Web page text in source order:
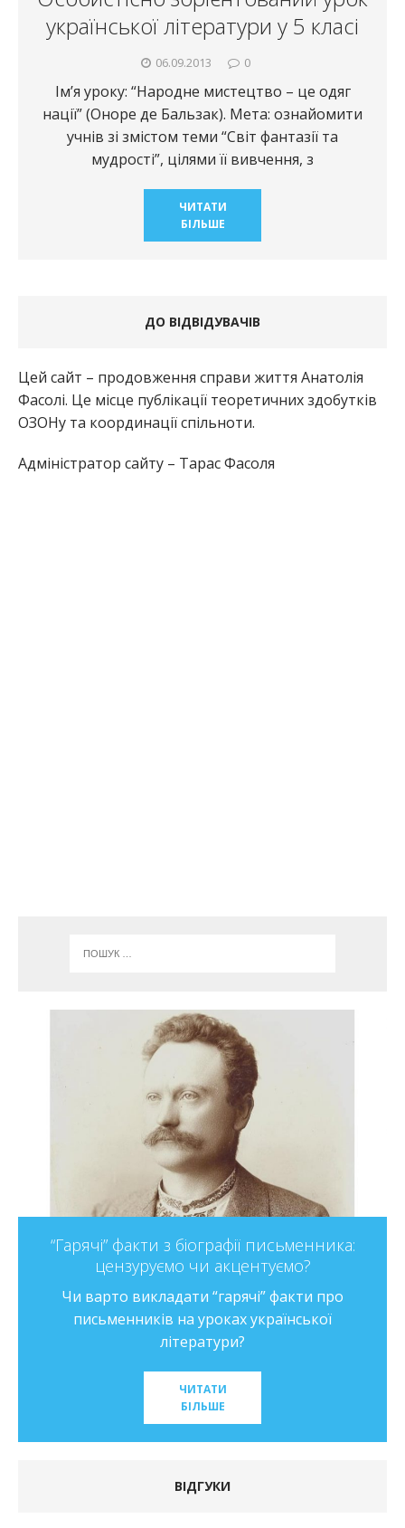
української літератури у 5 класі
06.09.2013 0
Ім’я уроку: “Народне мистецтво – це одяг
нації” (Оноре де Бальзак). Мета: ознайомити
учнів зі змістом теми “Світ фантазії та
мудрості”, цілями її вивчення, з
ЧИТАТИ
БІЛЬШЕ
ДО ВІДВІДУВАЧІВ
Цей сайт – продовження справи життя Анатолія
Фасолі. Це місце публікації теоретичних здобутків
ОЗОНу та координації спільноти.
Адміністратор сайту – Тарас Фасоля
“Гарячі” факти з біографії письменника:
цензуруємо чи акцентуємо?
Чи варто викладати “гарячі” факти про
письменників на уроках української
літератури?
ЧИТАТИ
БІЛЬШЕ
ВІДГУКИ